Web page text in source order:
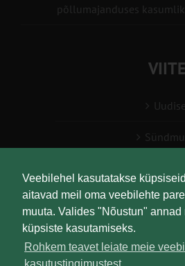
Veebilehel kasutatakse
aitavad meil oma veebilehte
muuta. Valides "Nõustun" annad
küpsiste kasutamiseks.
Rohkem teavet leiate meie
põllumajanduses
Liitu